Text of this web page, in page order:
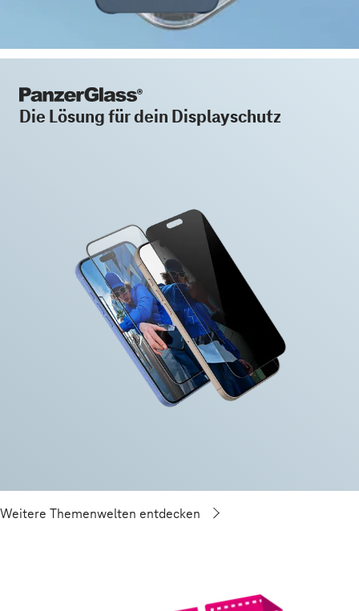
Die Lösung für dein Displayschutz
Weitere Themenwelten entdecken